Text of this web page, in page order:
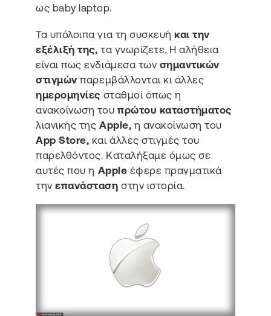
ως baby laptop.
Τα υπόλοιπα για τη συσκευήκαι την
εξέλιξή της, τα γνωρίζετε. Η αλήθεια
είναι πως ενδιάμεσα των σημαντικών
στιγμών παρεμβάλλονται κι άλλες
ημερομηνίες σταθμοί όπως η
ανακοίνωση τουπρώτου καταστήματος
λιανικής της Apple, η ανακοίνωση του
App Store, και άλλες στιγμές του
παρελθόντος. Καταλήξαμε όμως σε
αυτές που η Apple έφερε πραγματικά
τηνεπανάστασηστην ιστορία.